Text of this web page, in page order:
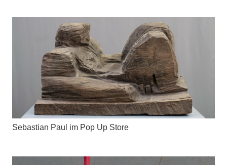
Sebastian Paul im Pop Up Store